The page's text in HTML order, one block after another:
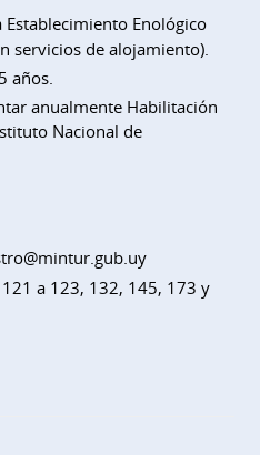
Establecimiento Enológico
servicios de alojamiento).
años.
anualmente Habilitación
Nacional de
a 123, 132, 145, 173 y